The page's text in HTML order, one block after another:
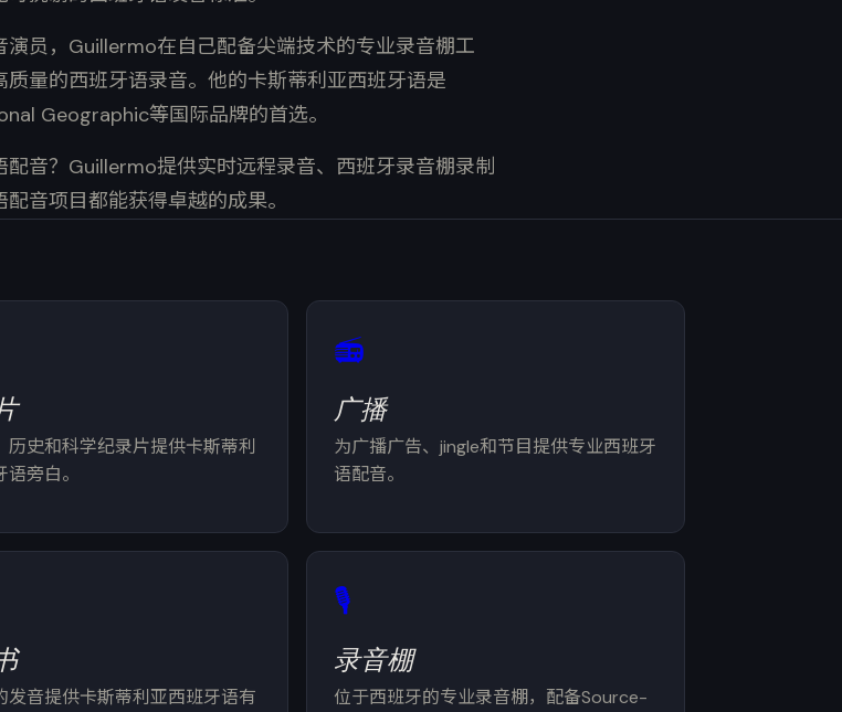
员，Guillermo在自己配备尖端技术的专业录音棚工
量的西班牙语录音。他的卡斯蒂利亚西班牙语是
Geographic等国际品牌的首选。
音？Guillermo提供实时远程录音、西班牙录音棚录制
音项目都能获得卓越的成果。
历史和科学纪录片提供卡斯蒂利
旁白。
📻
广播
为广播广告、jingle和节目提供专业西班牙
语配音。
发音提供卡斯蒂利亚西班牙语有
🎙️
录音棚
位于西班牙的专业录音棚，配备Source-